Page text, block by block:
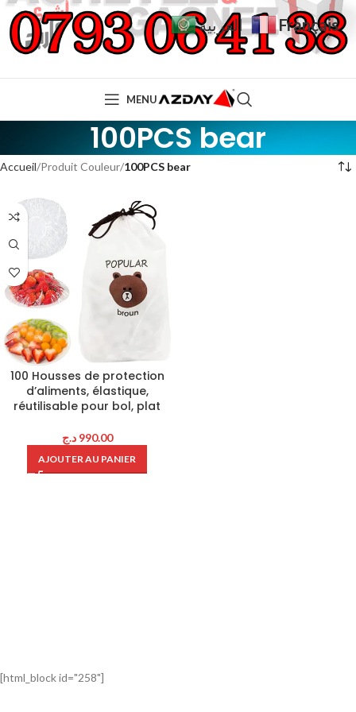
MENU
100PCS bear
Accueil Produit Couleur 100PCS bear
100 Housses de protection
d’aliments, élastique,
réutilisable pour bol, plat
990.00 د.ج
AJOUTER AU PANIER
[html_block id="258"]
العربية Français